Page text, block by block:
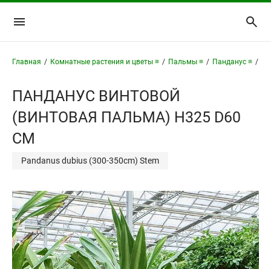
Главная / Комнатные растения и цветы ≡ / Пальмы ≡ / Панданус ≡ /
ПАНДАНУС ВИНТОВОЙ
(ВИНТОВАЯ ПАЛЬМА) H325 D60
СМ
Pandanus dubius (300-350cm) Stem